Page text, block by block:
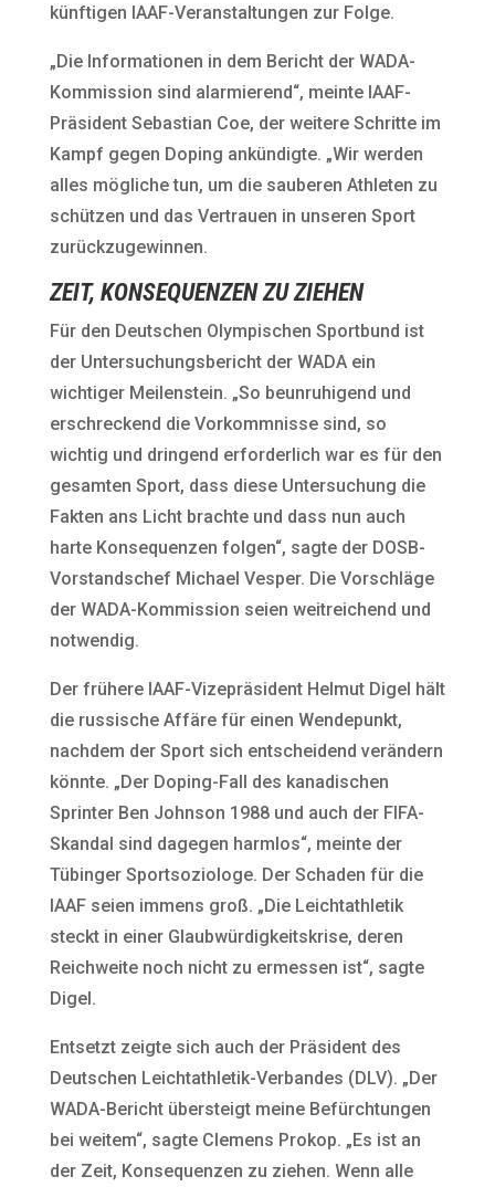
künftigen IAAF-Veranstaltungen zur Folge.
„Die Informationen in dem Bericht der WADA-
Kommission sind alarmierend“, meinte IAAF-
Präsident Sebastian Coe, der weitere Schritte im
Kampf gegen Doping ankündigte. „Wir werden
alles mögliche tun, um die sauberen Athleten zu
schützen und das Vertrauen in unseren Sport
zurückzugewinnen.
ZEIT, KONSEQUENZEN ZU ZIEHEN
Für den Deutschen Olympischen Sportbund ist
der Untersuchungsbericht der WADA ein
wichtiger Meilenstein. „So beunruhigend und
erschreckend die Vorkommnisse sind, so
wichtig und dringend erforderlich war es für den
gesamten Sport, dass diese Untersuchung die
Fakten ans Licht brachte und dass nun auch
harte Konsequenzen folgen“, sagte der DOSB-
Vorstandschef Michael Vesper. Die Vorschläge
der WADA-Kommission seien weitreichend und
notwendig.
Der frühere IAAF-Vizepräsident Helmut Digel hält
die russische Affäre für einen Wendepunkt,
nachdem der Sport sich entscheidend verändern
könnte. „Der Doping-Fall des kanadischen
Sprinter Ben Johnson 1988 und auch der FIFA-
Skandal sind dagegen harmlos“, meinte der
Tübinger Sportsoziologe. Der Schaden für die
IAAF seien immens groß. „Die Leichtathletik
steckt in einer Glaubwürdigkeitskrise, deren
Reichweite noch nicht zu ermessen ist“, sagte
Digel.
Entsetzt zeigte sich auch der Präsident des
Deutschen Leichtathletik-Verbandes (DLV). „Der
WADA-Bericht übersteigt meine Befürchtungen
bei weitem“, sagte Clemens Prokop. „Es ist an
der Zeit, Konsequenzen zu ziehen. Wenn alle